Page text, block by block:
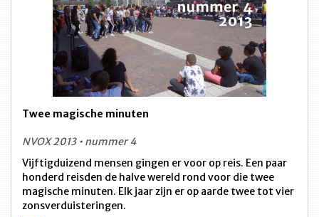
Twee magische minuten
NVOX 2013 • nummer 4
Vijftigduizend mensen gingen er voor op reis. Een paar
honderd reisden de halve wereld rond voor die twee
magische minuten. Elk jaar zijn er op aarde twee tot vier
zonsverduisteringen.